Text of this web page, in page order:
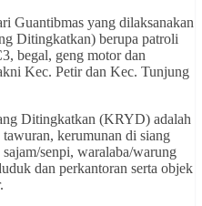
Guantibmas yang dilaksanakan
Ditingkatkan) berupa patroli
begal, geng motor dan
Kec. Petir dan Kec. Tunjung
Ditingkatkan (KRYD) adalah
kerumunan di siang
senpi, waralaba/warung
dan perkantoran serta objek